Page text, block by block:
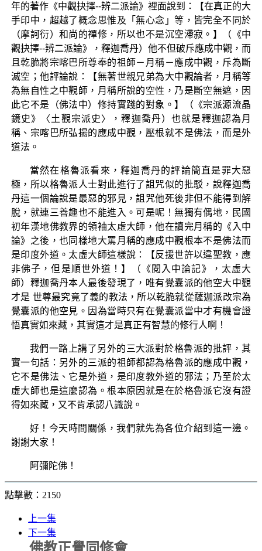
年的著作《中觀抉擇--辨二派論》裡面說到：【在真正的大
手印中，超越了概念思惟及「無心念」等，皆完全不同於
（摩訶衍）和尚的禪修，所以也不是沉空滯寂。】（《中
觀抉擇--辨二派論》，釋迦喬丹）他不但破斥應成中觀，而
且乾脆將宗喀巴所尊奉的祖師－月稱－應成中觀，斥為斷
滅空；他評論說：【無著世親兄弟為大中觀論者，月稱等
為無自性之中觀師，月稱所說的空性，乃是斷空無遮，因
此它不是（佛法中）修持實踐的對象。】（《宗派源流晶
鏡史》〈土觀宗派史〉，釋迦喬丹）也就是釋迦認為月
稱、宗喀巴所弘揚的應成中觀，壓根就不是佛法，而是外
道法。
當然在格魯派看來，釋迦喬丹的評論簡直是罪大惡
極，所以格魯派人士對此進行了詛咒似的批駁，說釋迦喬
丹這一個論說是最惡的邪見，詛咒他死後非但不能得到解
脫，就連三善趣也不能進入。可是呢！無獨有偶地，民國
初年漢地佛教界的領袖太虛大師，他在讀完月稱的《入中
論》之後，也同樣地大罵月稱的應成中觀根本不是佛法而
是印度外道。太虛大師這樣說：【反援世許以違聖教，應
非佛子，但是順世外道！】（《閱入中論記》，太虛大
師）釋迦喬丹本人最後發現了，唯有覺囊派的他空大中觀
才是 世尊最究竟了義的教法，所以乾脆就從薩迦派改宗為
覺囊派的他空見。因為當時只有在覺囊派當中才有機會證
悟真實如來藏，其實這才是真正有智慧的修行人啊！
我們一路上講了另外的三大派對於格魯派的批評，其
實一句話：另外的三派的祖師都認為格魯派的應成中觀，
它不是佛法、它是外道，是印度教外道的邪法；乃至於太
虛大師也是這麼認為。根本原因就是在於格魯派它沒有證
得如來藏，又不肯承認八識說。
好！今天時間關係，我們就先為各位介紹到這一邊。
謝謝大家！
阿彌陀佛！
點擊數：2150
上一集
下一集
佛教正覺同修會